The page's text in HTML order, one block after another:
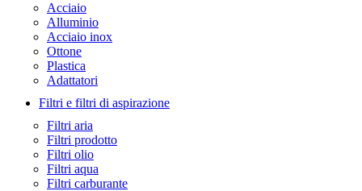
Acciaio
Alluminio
Acciaio inox
Ottone
Plastica
Adattatori
Filtri e filtri di aspirazione
Filtri aria
Filtri prodotto
Filtri olio
Filtri aqua
Filtri carburante